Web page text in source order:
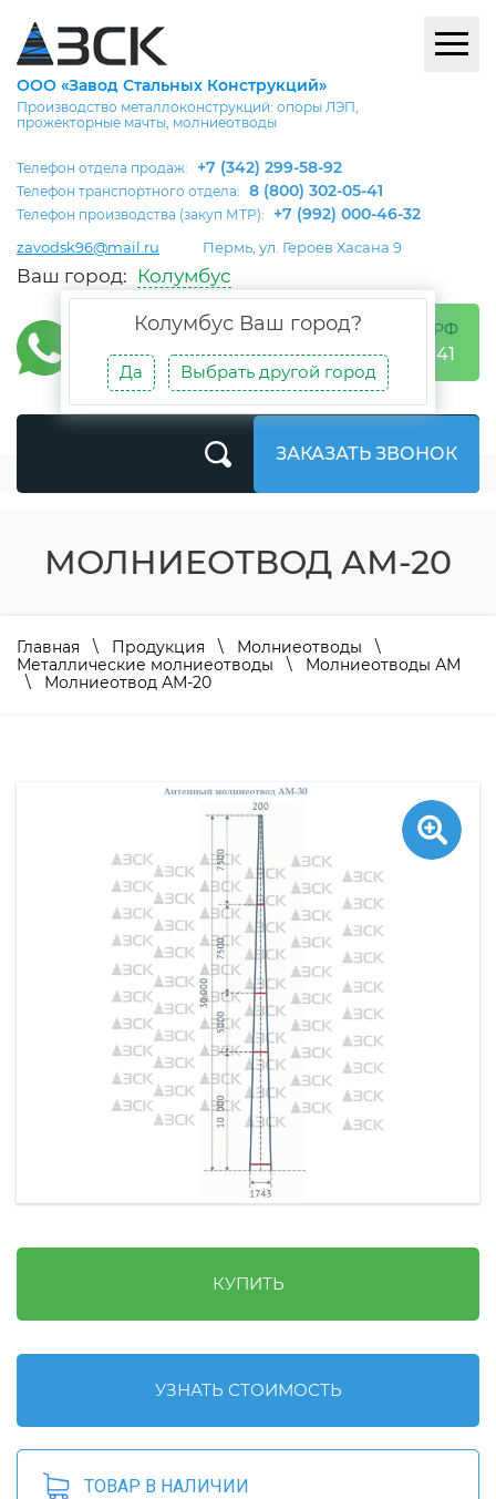
ООО «Завод Стальных Конструкций»
Производство металлоконструкций: опоры ЛЭП,
прожекторные мачты, молниеотводы
Телефон отдела продаж: +7 (342) 299-58-92
Телефон транспортного отдела: 8 (800) 302-05-41
Телефон производства (закуп МТР): +7 (992) 000-46-32
zavodsk96@mail.ru Пермь, ул. Героев Хасана 9
Ваш город: Колумбус
Колумбус Ваш город?
Да Выбрать другой город
БЕСПЛАТНО ПО РФ
8 (800) 302-05-41
ЗАКАЗАТЬ ЗВОНОК
МОЛНИЕОТВОД АМ-20
Главная \ Продукция \ Молниеотводы \
Металлические молниеотводы \ Молниеотводы АМ
\ Молниеотвод АМ-20
КУПИТЬ
УЗНАТЬ СТОИМОСТЬ
ТОВАР В НАЛИЧИИ